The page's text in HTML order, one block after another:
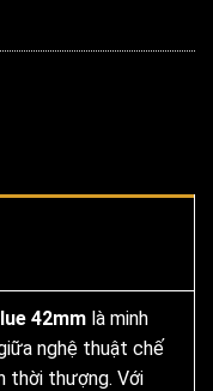
42mm là minh
nghệ thuật chế
thời thượng. Với